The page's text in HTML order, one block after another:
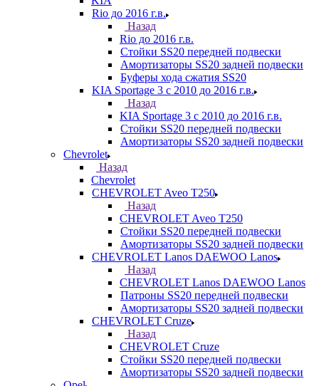
Rio до 2016 г.в.
Назад
Rio до 2016 г.в.
Стойки SS20 передней подвески
Амортизаторы SS20 задней подвески
Буферы хода сжатия SS20
KIA Sportage 3 с 2010 до 2016 г.в.
Назад
KIA Sportage 3 с 2010 до 2016 г.в.
Стойки SS20 передней подвески
Амортизаторы SS20 задней подвески
Chevrolet
Назад
Chevrolet
CHEVROLET Aveo T250
Назад
CHEVROLET Aveo T250
Стойки SS20 передней подвески
Амортизаторы SS20 задней подвески
CHEVROLET Lanos DAEWOO Lanos
Назад
CHEVROLET Lanos DAEWOO Lanos
Патроны SS20 передней подвески
Амортизаторы SS20 задней подвески
CHEVROLET Cruze
Назад
CHEVROLET Cruze
Стойки SS20 передней подвески
Амортизаторы SS20 задней подвески